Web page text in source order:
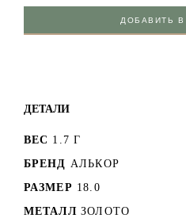
ДОБАВИТЬ В
ДЕТАЛИ
ВЕС 1.7 Г
БРЕНД АЛЬКОР
РАЗМЕР 18.0
МЕТАЛЛ ЗОЛОТО